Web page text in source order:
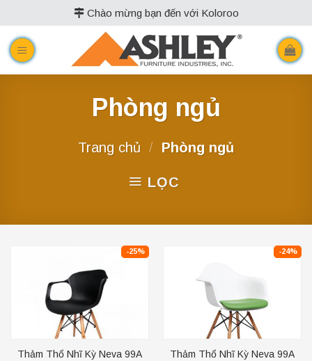
to
content
Chào mừng bạn đến với Koloroo
Phòng ngủ
Trang chủ / Phòng ngủ
LỌC
-25%
Thảm Thổ Nhĩ Kỳ Neva 99A
-24%
Thảm Thổ Nhĩ Kỳ Neva 99A